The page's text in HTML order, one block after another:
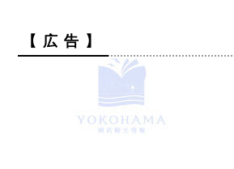
【 広 告 】